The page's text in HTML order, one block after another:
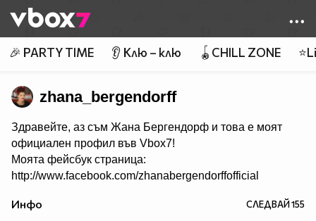
👾
🎉 PARTY TIME 👂 Клю – клю 🪀CHILL ZONE
zhana_bergendorff
Здравейте, аз съм Жана Бергендорф и това е моят
официален профил във Vbox7!
Моята фейсбук страница:
http://www.facebook.com/zhanabergendorffofficial
Инфо СЛЕДВАЙ155